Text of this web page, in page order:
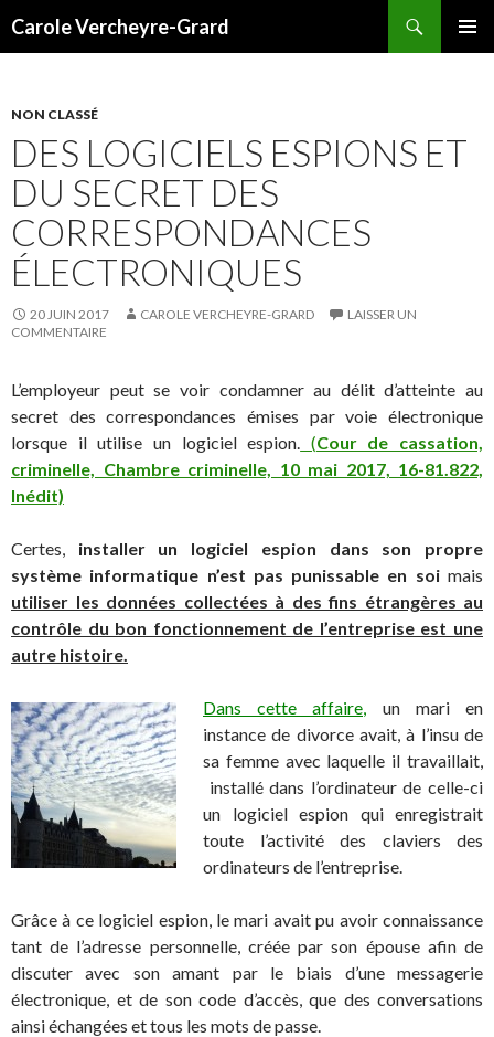
Carole Vercheyre-Grard
NON CLASSÉ
DES LOGICIELS ESPIONS ET
DU SECRET DES
CORRESPONDANCES
ÉLECTRONIQUES
20 JUIN 2017 CAROLE VERCHEYRE-GRARD
LAISSER UN
COMMENTAIRE
L’employeur peut se voir condamner au délit d’atteinte au
secret des correspondances émises par voie électronique
lorsque il utilise un logiciel espion. (Cour de cassation,
criminelle, Chambre criminelle, 10 mai 2017, 16-81.822,
Inédit)
Certes, installer un logiciel espion dans son propre
système informatique n’est pas punissable en soimais
utiliser les données collectées à des fins étrangères au
contrôle du bon fonctionnement de l’entreprise est une
autre histoire.
Dans cette affaire, un mari en
instance de divorce avait, à l’insu de
sa femme avec laquelle il travaillait,
installé dans l’ordinateur de celle-ci
un logiciel espion qui enregistrait
toute l’activité des claviers des
ordinateurs de l’entreprise.
Grâce à ce logiciel espion, le mari avait pu avoir connaissance
tant de l’adresse personnelle, créée par son épouse afin de
discuter avec son amant par le biais d’une messagerie
électronique, et de son code d’accès, que des conversations
ainsi échangées et tous les mots de passe.